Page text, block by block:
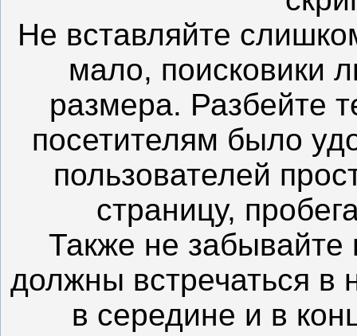
Не вставляйте
мало, поисковики
размера. Разбейте
посетителям было
пользователей
страницу,
Также не
должны встречаться в
в середине и в